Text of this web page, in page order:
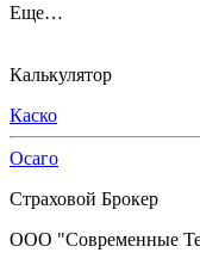
Еще…
Калькулятор
Каско
Осаго
Страховой Брокер
ООО "Современные